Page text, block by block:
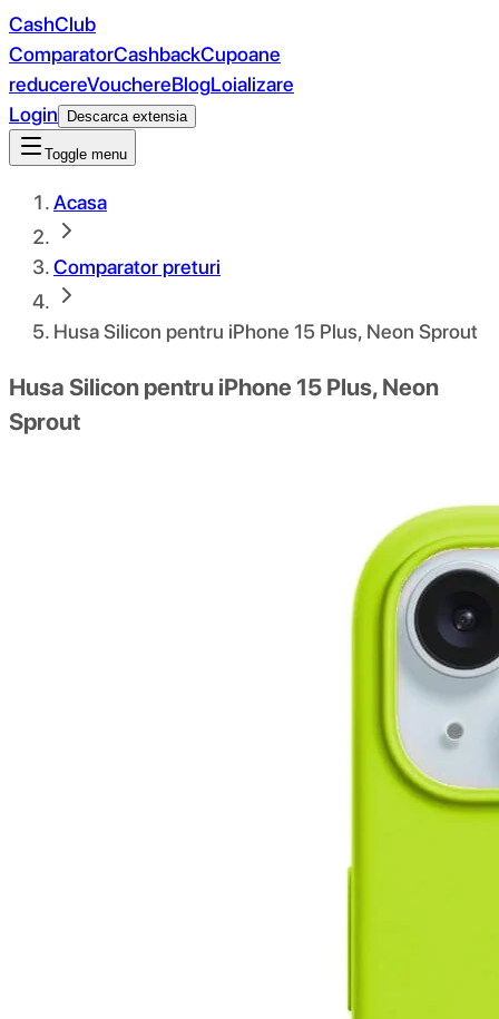
CashClub
ComparatorCashbackCupoane
reducereVouchereBlogLoializare
Login
Descarca extensia
Toggle menu
Acasa
Comparator preturi
Husa Silicon pentru iPhone 15 Plus, Neon Sprout
Husa Silicon pentru iPhone 15 Plus, Neon
Sprout